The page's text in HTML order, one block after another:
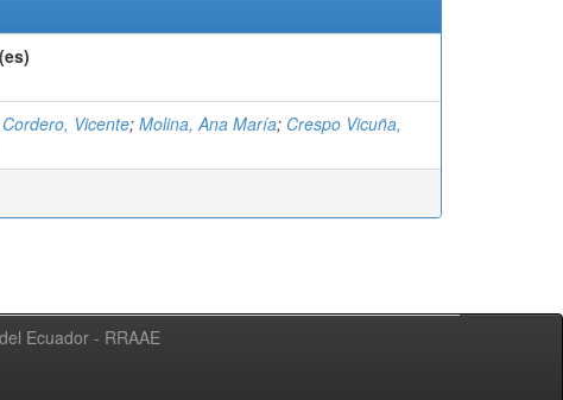
Vicente; Molina, Ana María; Crespo Vicuña,
Ecuador - RRAAE